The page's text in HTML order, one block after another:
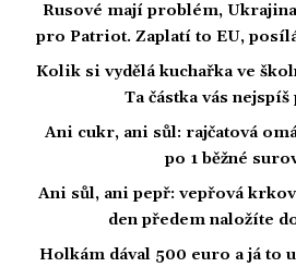
Rusové mají problém,
pro Patriot. Zaplatí to EU,
Kolik si vydělá kuchařka ve
Ta částka vás
Ani cukr, ani sůl: rajčatová
po 1 běžné
Ani sůl, ani pepř: vepřová
den předem naložíte
Holkám dával 500 euro a já to